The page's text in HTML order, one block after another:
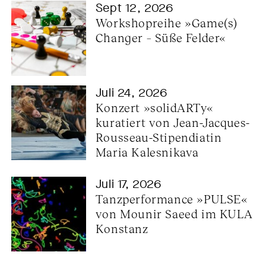
Sept 12, 2026
Workshopreihe »Game(s)
Changer – Süße Felder«
Juli 24, 2026
Konzert »solidARTy«
kuratiert von Jean-Jacques-
Rousseau-Stipendiatin
Maria Kalesnikava
Juli 17, 2026
Tanzperformance »PULSE«
von Mounir Saeed im KULA
Konstanz